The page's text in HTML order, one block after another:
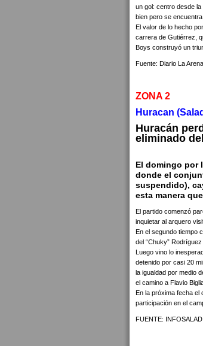
un gol: centro desde
bien pero se
El valor de lo hecho
carrera de Gutiérrez,
Boys construyó un
Fuente: Diario La Arena
ZONA 2
Huracan
Huracán
eliminado
El domingo por
donde el
suspendido),
esta manera
El partido comenzó
inquietar al arquero
En el segundo tiempo
del “Chuky”
Luego vino lo
detenido por casi 20
la igualdad por medio
el camino a Flavio
En la próxima fecha el
participación en el
FUENTE: